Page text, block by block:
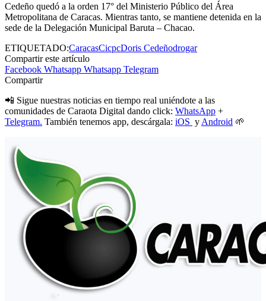
Cedeño quedó a la orden 17° del Ministerio Público del Área
Metropolitana de Caracas. Mientras tanto, se mantiene detenida en la
sede de la Delegación Municipal Baruta – Chacao.
ETIQUETADO:CaracasCicpcDoris Cedeñodrogar
Compartir este artículo
Facebook Whatsapp Whatsapp Telegram
Compartir
📲 Sigue nuestras noticias en tiempo real uniéndote a las
comunidades de Caraota Digital dando click: WhatsApp +
Telegram. También tenemos app, descárgala: iOS y Android 🌱